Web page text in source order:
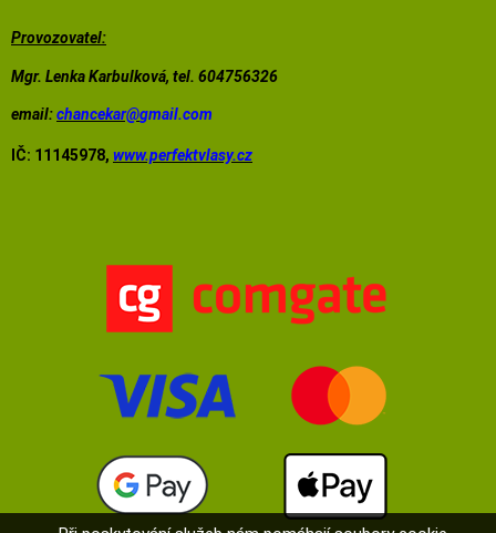
Provozovatel:
Mgr. Lenka Karbulková, tel. 604756326
email:chancekar@gmail.com
IČ: 11145978, www.perfektvlasy.cz